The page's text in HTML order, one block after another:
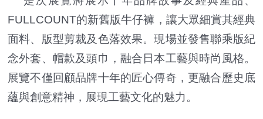
FULLCOUNT的新舊版牛仔褲，讓大眾細賞其經典
面料、版型剪裁及色落效果。現場並發售聯乘版紀
念外套、帽款及頭巾，融合日本工藝與時尚風格。
展覽不僅回顧品牌十年的匠心傳奇，更融合歷史底
蘊與創意精神，展現工藝文化的魅力。